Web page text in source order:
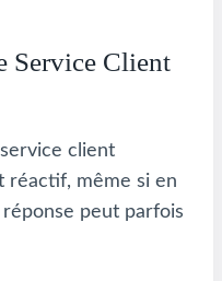
Service Client
client
réactif, même si en
peut parfois